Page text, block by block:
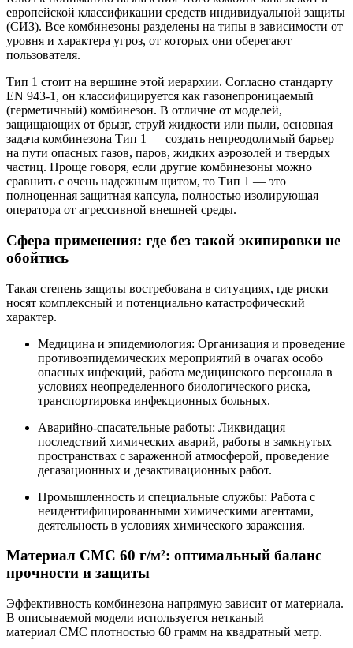
европейской классификации средств индивидуальной защиты
(СИЗ). Все комбинезоны разделены на типы в зависимости от
уровня и характера угроз, от которых они оберегают
пользователя.
Тип 1 стоит на вершине этой иерархии. Согласно стандарту
EN 943-1, он классифицируется как газонепроницаемый
(герметичный) комбинезон. В отличие от моделей,
защищающих от брызг, струй жидкости или пыли, основная
задача комбинезона Тип 1 — создать непреодолимый барьер
на пути опасных газов, паров, жидких аэрозолей и твердых
частиц. Проще говоря, если другие комбинезоны можно
сравнить с очень надежным щитом, то Тип 1 — это
полноценная защитная капсула, полностью изолирующая
оператора от агрессивной внешней среды.
Сфера применения: где без такой экипировки не
обойтись
Такая степень защиты востребована в ситуациях, где риски
носят комплексный и потенциально катастрофический
характер.
Медицина и эпидемиология: Организация и проведение
противоэпидемических мероприятий в очагах особо
опасных инфекций, работа медицинского персонала в
условиях неопределенного биологического риска,
транспортировка инфекционных больных.
Аварийно-спасательные работы: Ликвидация
последствий химических аварий, работы в замкнутых
пространствах с зараженной атмосферой, проведение
дегазационных и дезактивационных работ.
Промышленность и специальные службы: Работа с
неидентифицированными химическими агентами,
деятельность в условиях химического заражения.
Материал СМС 60 г/м²: оптимальный баланс
прочности и защиты
Эффективность комбинезона напрямую зависит от материала.
В описываемой модели используется нетканый
материал СМС плотностью 60 грамм на квадратный метр.